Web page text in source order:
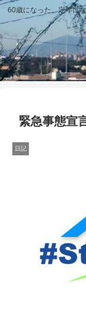
60歳になった、定年に
緊急事態宣
日記